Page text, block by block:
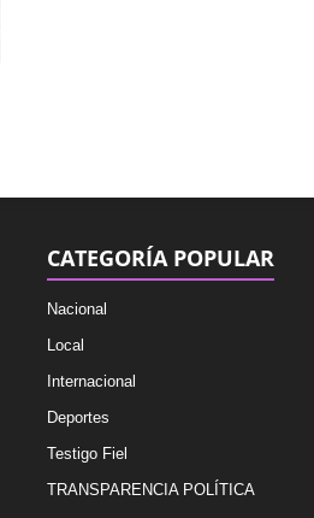
CATEGORÍA POPULAR
Nacional
Local
Internacional
Deportes
Testigo Fiel
TRANSPARENCIA POLÍTICA